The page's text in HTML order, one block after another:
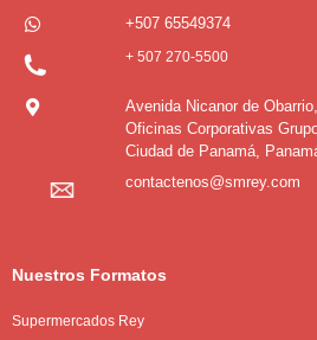
+507 65549374
+ 507 270-5500
Avenida Nicanor de
Oficinas Corporativas
Ciudad de Panamá,
contactenos@smrey.com
Nuestros Formatos
Supermercados Rey